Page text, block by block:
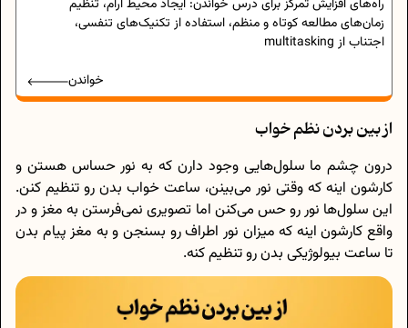
راه‌های افزایش تمرکز برای درس خواندن: ایجاد محیط آرام، تنظیم
زمان‌های مطالعه کوتاه و منظم، استفاده از تکنیک‌های تنفسی،
اجتناب از multitasking
خواندن
از بین بردن نظم خواب
درون چشم‌ ما سلول‌هایی وجود دارن که به نور حساس هستن و
کارشون اینه که وقتی نور می‌بینن، ساعت خواب بدن رو تنظیم کنن.
این سلول‌ها نور رو حس می‌کنن اما تصویری نمی‌فرستن به مغز و در
واقع کارشون اینه که میزان نور اطراف رو بسنجن و به مغز پیام بدن
تا ساعت بیولوژیکی بدن رو تنظیم کنه.